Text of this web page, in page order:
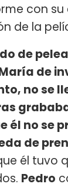
con
de la
de
de
no se
él no se
de
él tuvo
Pedro